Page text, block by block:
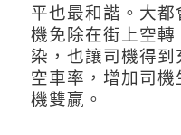
平也最和諧。大
機免除在街上空
染，也讓司機得
空車率，增加司
機雙贏。